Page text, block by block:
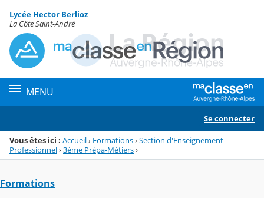
Menu de la rubrique
Contenu
Lycée Hector Berlioz
La Côte Saint-André
MENU
Se connecter
Vous êtes ici : Accueil› Formations›Section d'Enseignement
Professionnel›3ème Prépa-Métiers›
Formations